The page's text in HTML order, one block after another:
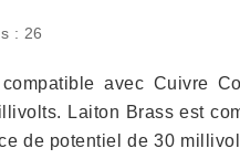
: 26
avec Cuivre
Laiton Brass est
de potentiel de 30